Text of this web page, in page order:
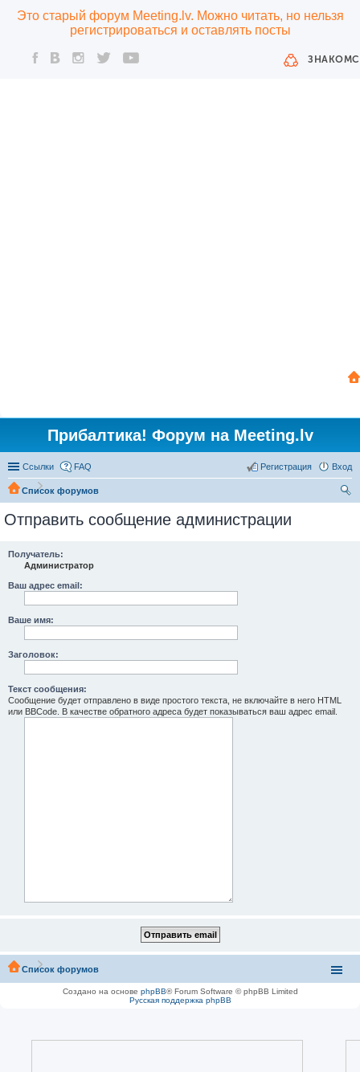
Это старый форум Meeting.lv. Можно читать, но нельзя
регистрироваться и оставлять посты
Прибалтика! Форум на Meeting.lv
Ссылки FAQ Вход
Регистрация
Список форумов
Отправить сообщение администрации
Получатель:
Администратор
Ваш адрес email:
Ваше имя:
Заголовок:
Текст сообщения:
Сообщение будет отправлено в виде простого текста, не включайте в него HTML
или BBCode. В качестве обратного адреса будет показываться ваш адрес email.
Список форумов
Создано на основе phpBB® Forum Software © phpBB Limited
Русская поддержка phpBB